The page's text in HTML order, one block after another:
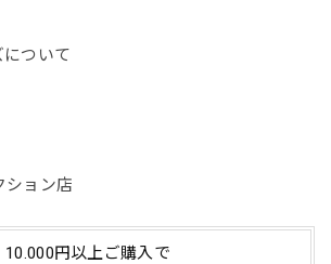
ついて
ション店
10.000円以上ご購入で